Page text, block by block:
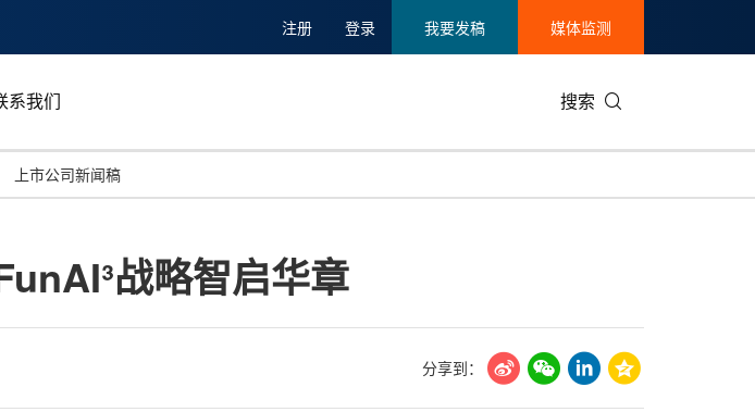
注册 登录 我要发稿 媒体监测
系我们 搜索
投资并购
美国临床肿瘤学会(ASCO)
能源化工与环保
马来西亚
上市公司新闻稿
战略智启华章
分享到：